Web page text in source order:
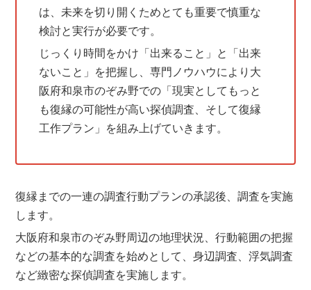
は、未来を切り開くためとても重要で慎重な
検討と実行が必要です。
じっくり時間をかけ「出来ること」と「出来
ないこと」を把握し、専門ノウハウにより大
阪府和泉市のぞみ野での「現実としてもっと
も復縁の可能性が高い探偵調査、そして復縁
工作プラン」を組み上げていきます。
復縁までの一連の調査行動プランの承認後、調査を実施
します。
大阪府和泉市のぞみ野周辺の地理状況、行動範囲の把握
などの基本的な調査を始めとして、身辺調査、浮気調査
など緻密な探偵調査を実施します。